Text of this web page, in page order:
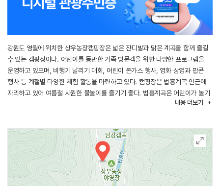
강원도 영월에 위치한 상우농장캠핑장은 넓은 잔디밭과 맑은 계곡을 함께 즐길
수 있는 캠핑장이다. 어린이를 동반한 가족 방문객을 위한 다양한 프로그램을
운영하고 있으며, 비행기 날리기 대회, 어린이 돈가스 행사, 영화 상영과 팝콘
행사 등 계절별 다양한 체험 활동을 마련하고 있다. 캠핑장은 법흥계곡 인근에
자리하고 있어 여름철 시원한 물놀이를 즐기기 좋다. 법흥계곡은 어린이가 놀기
좋은 얕은 구간부터 성인이 이용하기 좋은 깊은 수심의 구간까지 있어 온 가족이
놀이시설과 개수대, 화장실, 샤워실, 매점 등 편의시설이 마련되어 있다. 겨울철
장박 이용도 가능하며, 반려동물은 동반할 수 없다.
내용 더보기